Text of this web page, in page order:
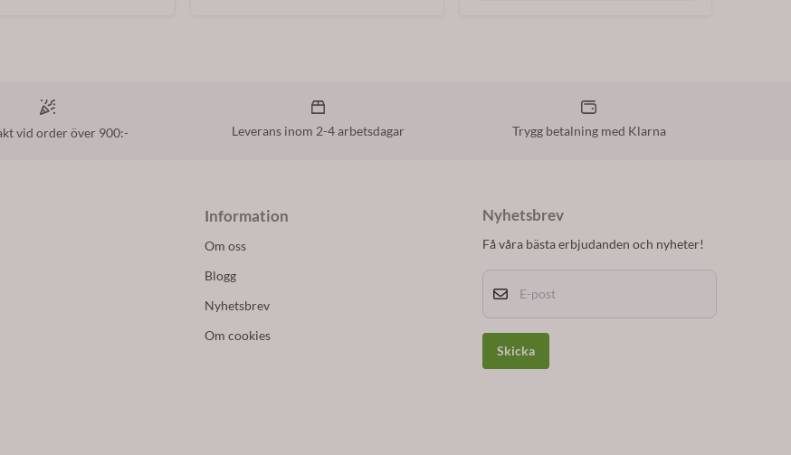
vid order över 900:- Leverans inom 2-4 arbetsdagar Trygg betalning med Klarna
Information
Om oss
Blogg
Nyhetsbrev
Om cookies
Nyhetsbrev
Få våra bästa erbjudanden och nyheter!
E-post
Skicka